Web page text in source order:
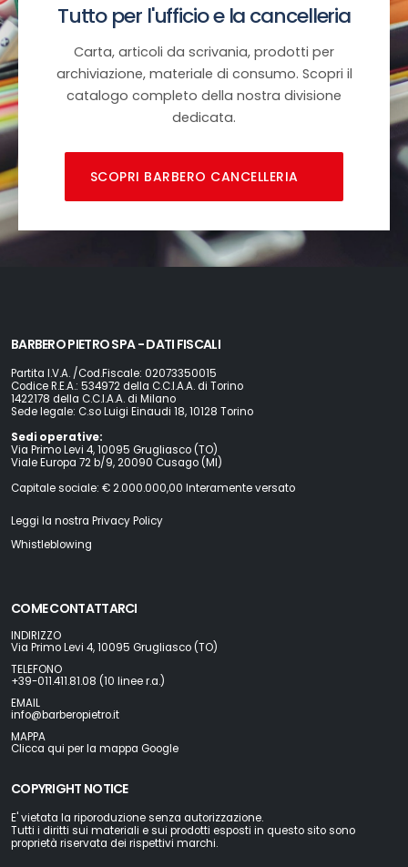
Tutto per l'ufficio e la cancelleria
Carta, articoli da scrivania, prodotti per
archiviazione, materiale di consumo. Scopri il
catalogo completo della nostra divisione
dedicata.
SCOPRI BARBERO CANCELLERIA
BARBERO PIETRO SPA - DATI FISCALI
Partita I.V.A. /Cod.Fiscale: 02073350015
Codice R.E.A.: 534972 della C.C.I.A.A. di Torino
1422178 della C.C.I.A.A. di Milano
Sede legale: C.so Luigi Einaudi 18, 10128 Torino
Sedi operative:
Via Primo Levi 4, 10095 Grugliasco (TO)
Viale Europa 72 b/9, 20090 Cusago (MI)
Capitale sociale: € 2.000.000,00 Interamente versato
Leggi la nostra Privacy Policy
Whistleblowing
COME CONTATTARCI
INDIRIZZO
Via Primo Levi 4, 10095 Grugliasco (TO)
TELEFONO
+39-011.411.81.08 (10 linee r.a.)
EMAIL
info@barberopietro.it
MAPPA
Clicca qui per la mappa Google
COPYRIGHT NOTICE
E' vietata la riporoduzione senza autorizzazione.
Tutti i diritti sui materiali e sui prodotti esposti in questo sito sono
proprietà riservata dei rispettivi marchi.